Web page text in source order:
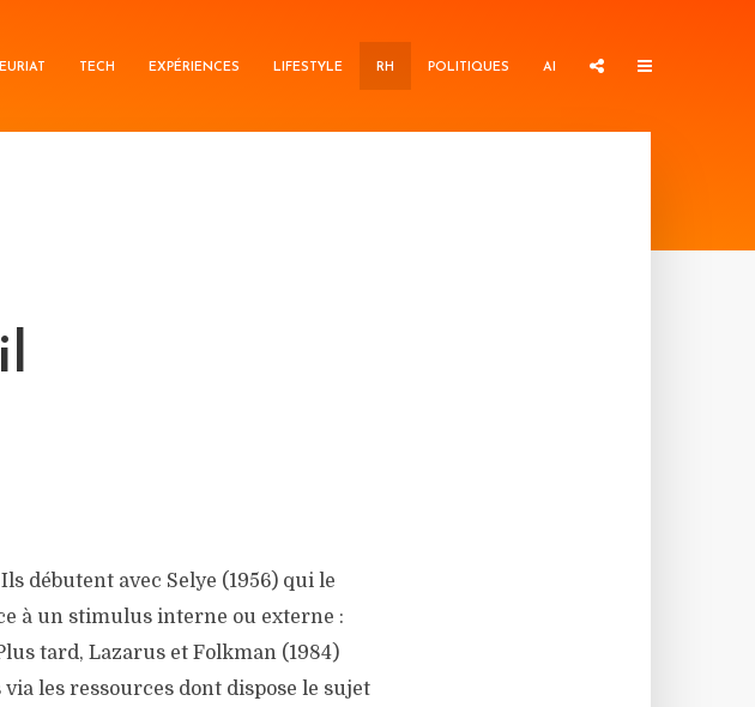
TECH EXPÉRIENCES LIFESTYLE RH POLITIQUES AI
débutent avec Selye (1956) qui le
à un stimulus interne ou externe :
tard, Lazarus et Folkman (1984)
les ressources dont dispose le sujet